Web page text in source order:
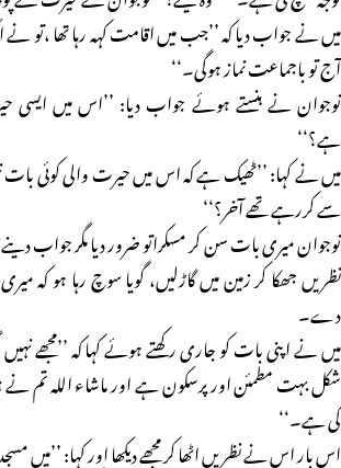
میں نے جواب دیا کہ ’’جب میں اقامت کہہ رہا تھا ،تو
آج تو باجماعت نماز ہوگی۔‘‘
نوجوان نے ہنستے ہوئے جواب دیا: ’’اس میں
ہے؟‘‘
میں نے کہا: ’’ٹھیک ہے کہ اس میں حیرت والی کوئی
سے کررہے تھے آخر؟‘‘
نوجوان میری بات سن کر مسکراتو ضرور دیا مگر جواب
نظریں جھکا کر زمین میں گاڑلیں، گویا سوچ رہا ہو کہ
دے۔
میں نے اپنی بات کو جاری رکھتے ہوئے کہا کہ ’’مجھے نہیں
شکل بہت مطمئن اور پرسکون ہے اور ماشاء اللہ تم نے
کی ہے۔‘‘
اس بار اس نے نظریں اٹھا کر مجھے دیکھا اور کہا: ’’میں